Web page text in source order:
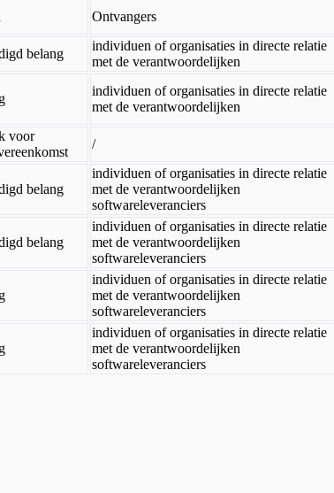
Ontvangers
belang
individuen of organisaties in directe relatie
met de verantwoordelijken
individuen of organisaties in directe relatie
met de verantwoordelijken
voor
/
belang
individuen of organisaties in directe relatie
met de verantwoordelijken
softwareleveranciers
belang
individuen of organisaties in directe relatie
met de verantwoordelijken
softwareleveranciers
individuen of organisaties in directe relatie
met de verantwoordelijken
softwareleveranciers
individuen of organisaties in directe relatie
met de verantwoordelijken
softwareleveranciers